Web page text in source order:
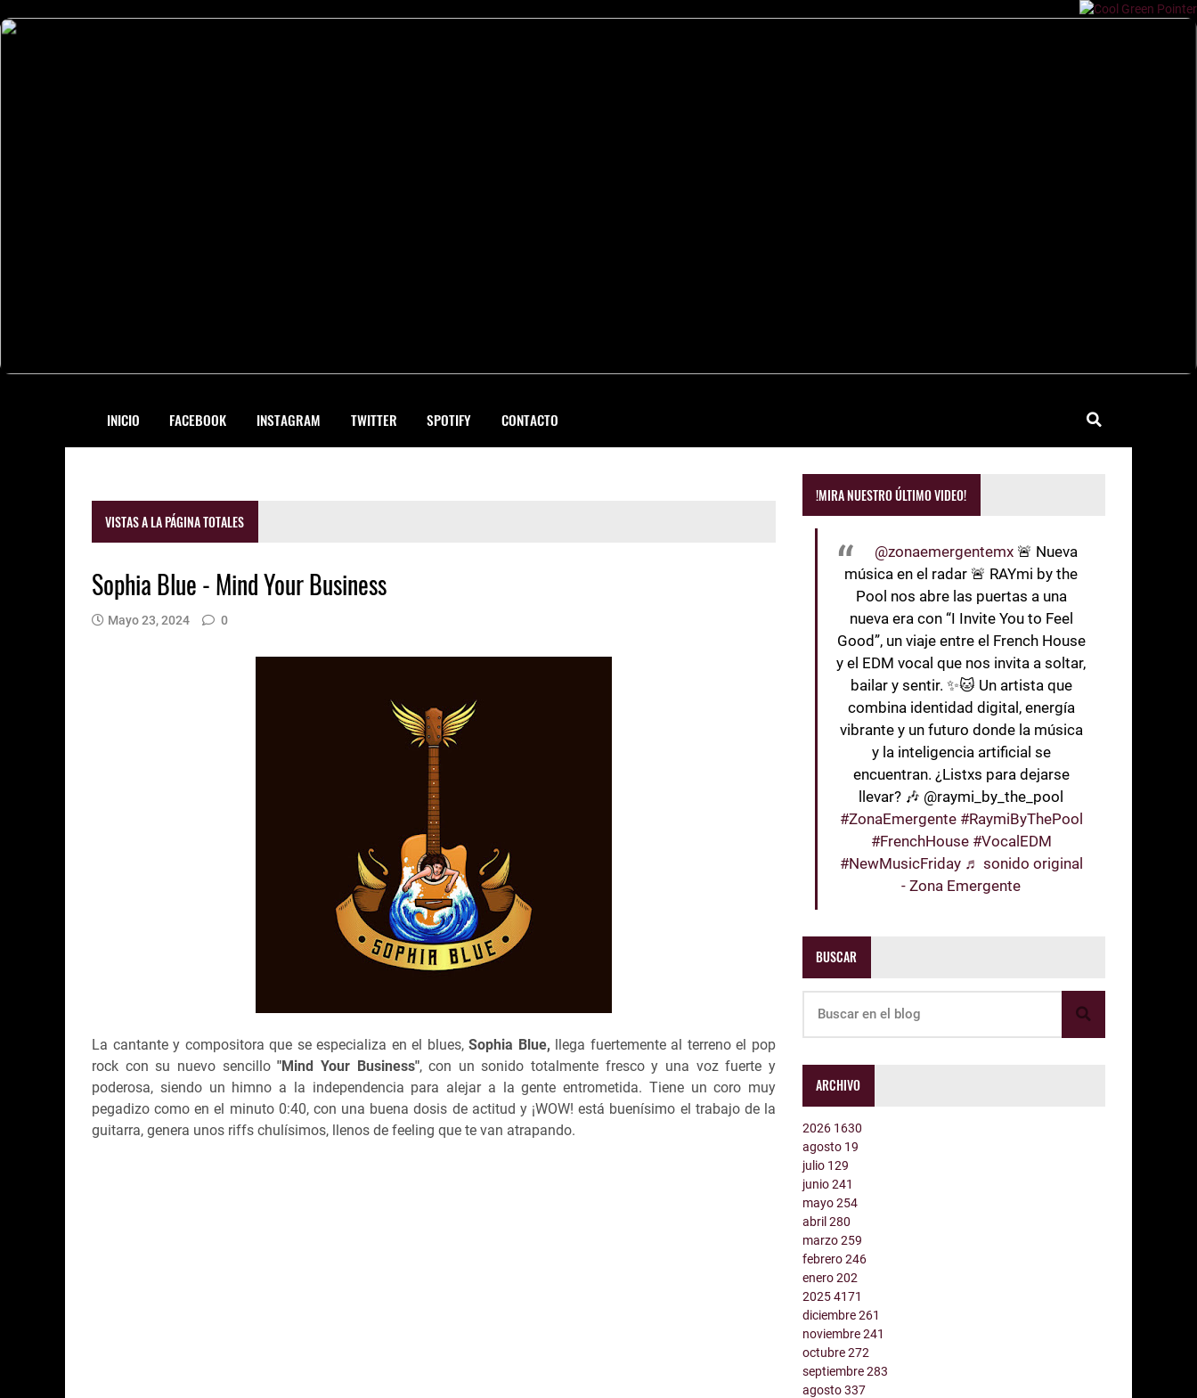
INICIO FACEBOOK INSTAGRAM TWITTER SPOTIFY CONTACTO
VISTAS A LA PÁGINA TOTALES
Sophia Blue - Mind Your Business
Mayo 23, 2024 0
La cantante y compositora que se especializa en el blues,Sophia Blue, llega fuertemente al terreno el pop
rock con su nuevo sencillo"Mind Your Business", con un sonido totalmente fresco y una voz fuerte y
poderosa, siendo un himno a la independencia para alejar a la gente entrometida. Tiene un coro muy
pegadizo como en el minuto 0:40, con una buena dosis de actitud y ¡WOW! está buenísimo el trabajo de la
guitarra, genera unos riffs chulísimos, llenos de feeling que te van atrapando.
!MIRA NUESTRO ÚLTIMO VIDEO!
@zonaemergentemx 🚨 Nueva
música en el radar 🚨 RAYmi by the
Pool nos abre las puertas a una
nueva era con “I Invite You to Feel
Good”, un viaje entre el French House
y el EDM vocal que nos invita a soltar,
bailar y sentir. ✨🐱 Un artista que
combina identidad digital, energía
vibrante y un futuro donde la música
y la inteligencia artificial se
encuentran. ¿Listxs para dejarse
llevar? 🎶 @raymi_by_the_pool
#ZonaEmergente #RaymiByThePool
#FrenchHouse #VocalEDM
#NewMusicFriday ♬ sonido original
- Zona Emergente
BUSCAR
ARCHIVO
2026 1630
agosto 19
julio 129
junio241
mayo254
abril280
marzo259
febrero246
enero202
20254171
diciembre261
noviembre241
octubre272
septiembre283
agosto337